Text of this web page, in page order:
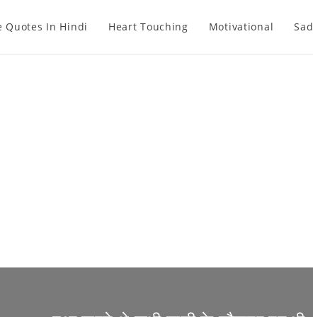
Quotes In Hindi Heart Touching Motivational Sad